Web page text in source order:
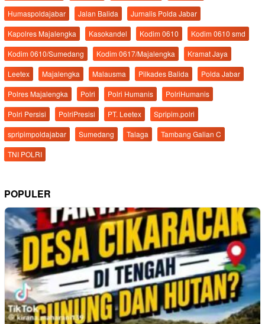
Humaspoldajabar
Jalan Balida
Jurnalis Polda Jabar
Kapolres Majalengka
Kasokandel Kodim 0610
Kodim 0610 smd
Kodim 0610/Sumedang
Kodim 0617/Majalengka
Kramat Jaya
Leetex
Majalengka Malausma Pilkades Balida
Polda Jabar
Polres Majalengka
Polri Polri Humanis
PolriHumanis
Polri Persisi
PolriPresisi PT. Leetex
Spripim.polri
spripimpoldajabar
Sumedang Talaga
Tambang Galian C
TNI POLRI
POPULER